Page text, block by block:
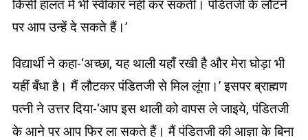
किसी हालत में भी स्वीकार नहीं कर सकती। पंडितजी के लौटने
पर आप उन्हें दे सकते हैं।’
विद्यार्थी ने कहा-‘अच्छा, यह थाली यहाँ रखी है और मेरा घोड़ा भी
यहीं बँधा है। मैं लौटकर पंडितजी से मिल लूंगा।’ इसपर ब्राह्मण
पत्नी ने उत्तर दिया-‘आप इस थाली को वापस ले जाइये, पंडितजी
के आने पर आप फिर ला सकते हैं। मैं पंडितजी की आज्ञा के बिना